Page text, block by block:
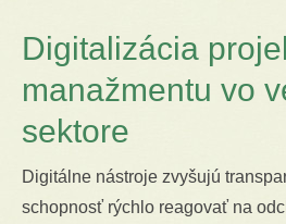
Digitalizácia
manažmentu vo
sektore
Digitálne nástroje zvyšujú
schopnosť rýchlo reagovať na